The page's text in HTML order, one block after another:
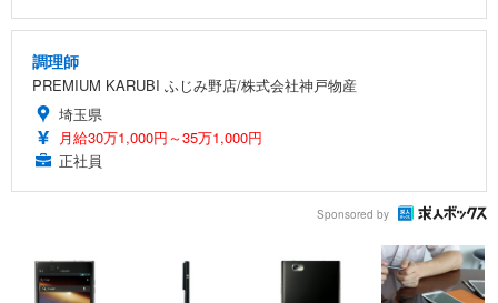
調理師
PREMIUM KARUBI ふじみ野店/株式会社神戸物産
埼玉県
月給30万1,000円～35万1,000円
正社員
Sponsored by